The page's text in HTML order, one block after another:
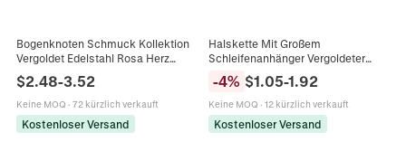
Bogenknoten Schmuck Kollektion
Vergoldet Edelstahl Rosa Herz
Ohrringe Elegant Trendig Für Frauen
$2.48-3.52
Keine MOQ · 72 kürzlich verkauft
Kostenloser Versand
Halskette Mit Großem
Schleifenanhänger Vergoldeter
Choker Modeschmuck Für Damen
-4% $1.05-1.92
Keine MOQ · 12 kürzlich verkauft
Kostenloser Versand